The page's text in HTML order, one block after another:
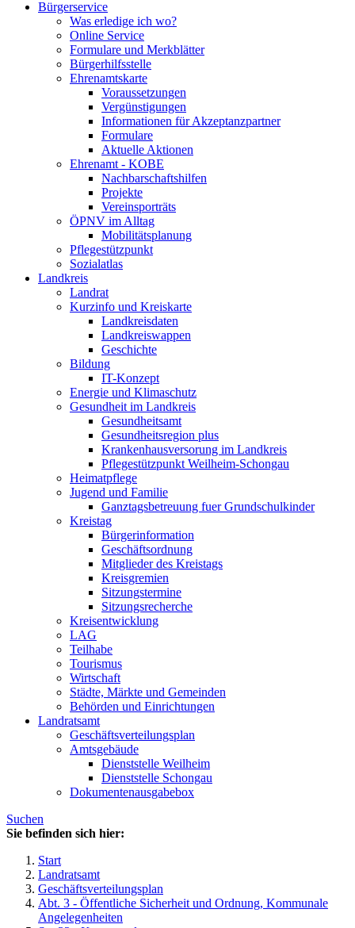
Bürgerservice
Was erledige ich wo?
Online Service
Formulare und Merkblätter
Bürgerhilfsstelle
Ehrenamtskarte
Voraussetzungen
Vergünstigungen
Informationen für Akzeptanzpartner
Formulare
Aktuelle Aktionen
Ehrenamt - KOBE
Nachbarschaftshilfen
Projekte
Vereinsporträts
ÖPNV im Alltag
Mobilitätsplanung
Pflegestützpunkt
Sozialatlas
Landkreis
Landrat
Kurzinfo und Kreiskarte
Landkreisdaten
Landkreiswappen
Geschichte
Bildung
IT-Konzept
Energie und Klimaschutz
Gesundheit im Landkreis
Gesundheitsamt
Gesundheitsregion plus
Krankenhausversorung im Landkreis
Pflegestützpunkt Weilheim-Schongau
Heimatpflege
Jugend und Familie
Ganztagsbetreuung fuer Grundschulkinder
Kreistag
Bürgerinformation
Geschäftsordnung
Mitglieder des Kreistags
Kreisgremien
Sitzungstermine
Sitzungsrecherche
Kreisentwicklung
LAG
Teilhabe
Tourismus
Wirtschaft
Städte, Märkte und Gemeinden
Behörden und Einrichtungen
Landratsamt
Geschäftsverteilungsplan
Amtsgebäude
Dienststelle Weilheim
Dienststelle Schongau
Dokumentenausgabebox
Suchen
Sie befinden sich hier:
Start
Landratsamt
Geschäftsverteilungsplan
Abt. 3 - Öffentliche Sicherheit und Ordnung, Kommunale
Angelegenheiten